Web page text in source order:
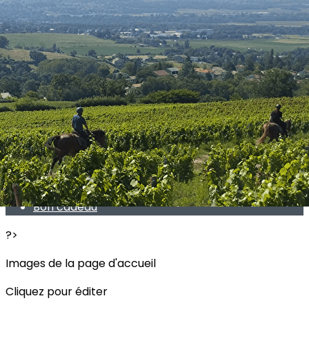
Exporter les lignes sélectionnées
Exporter toutes les colonnes
Exporter uniquement les colonnes affichées
Menu
<
>
Accueil
Présentation
Cavalerie
Tarifs
Bon cadeau
?>
Images de la page d'accueil
Cliquez pour éditer